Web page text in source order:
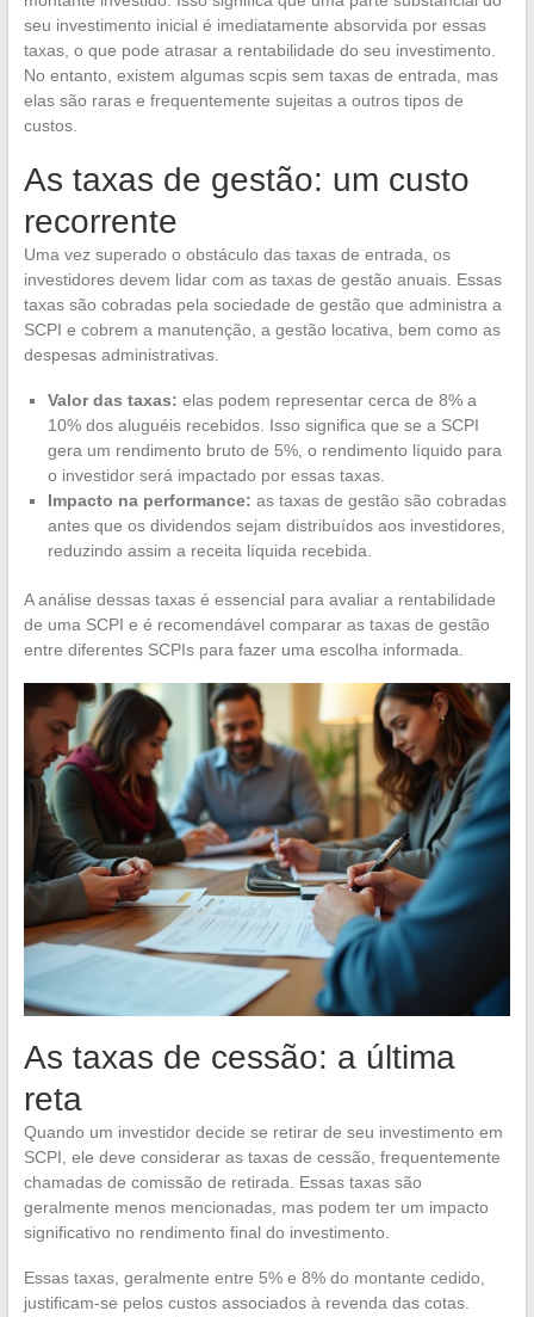
seu investimento inicial é imediatamente absorvida por essas
taxas, o que pode atrasar a rentabilidade do seu investimento.
No entanto, existem algumas scpis sem taxas de entrada, mas
elas são raras e frequentemente sujeitas a outros tipos de
custos.
As taxas de gestão: um custo
recorrente
Uma vez superado o obstáculo das taxas de entrada, os
investidores devem lidar com as taxas de gestão anuais. Essas
taxas são cobradas pela sociedade de gestão que administra a
SCPI e cobrem a manutenção, a gestão locativa, bem como as
despesas administrativas.
Valor das taxas: elas podem representar cerca de 8% a
10% dos aluguéis recebidos. Isso significa que se a SCPI
gera um rendimento bruto de 5%, o rendimento líquido para
o investidor será impactado por essas taxas.
Impacto na performance: as taxas de gestão são cobradas
antes que os dividendos sejam distribuídos aos investidores,
reduzindo assim a receita líquida recebida.
A análise dessas taxas é essencial para avaliar a rentabilidade
de uma SCPI e é recomendável comparar as taxas de gestão
entre diferentes SCPIs para fazer uma escolha informada.
As taxas de cessão: a última
reta
Quando um investidor decide se retirar de seu investimento em
SCPI, ele deve considerar as taxas de cessão, frequentemente
chamadas de comissão de retirada. Essas taxas são
geralmente menos mencionadas, mas podem ter um impacto
significativo no rendimento final do investimento.
Essas taxas, geralmente entre 5% e 8% do montante cedido,
justificam-se pelos custos associados à revenda das cotas.